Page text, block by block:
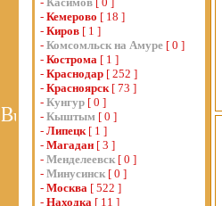
- Кемерово [ 18 ]
- Киров [ 1 ]
- Комсомльск на Амуре [ 0 ]
- Кострома [ 1 ]
- Краснодар [ 252 ]
- Красноярск[ 73 ]
- Кунгур [ 0 ]
- Кыштым [ 0 ]
- Липецк[ 1 ]
- Магадан [ 3 ]
- Менделеевск [ 0 ]
- Минусинск [ 0 ]
- Москва [ 522 ]
- Находка [ 11 ]